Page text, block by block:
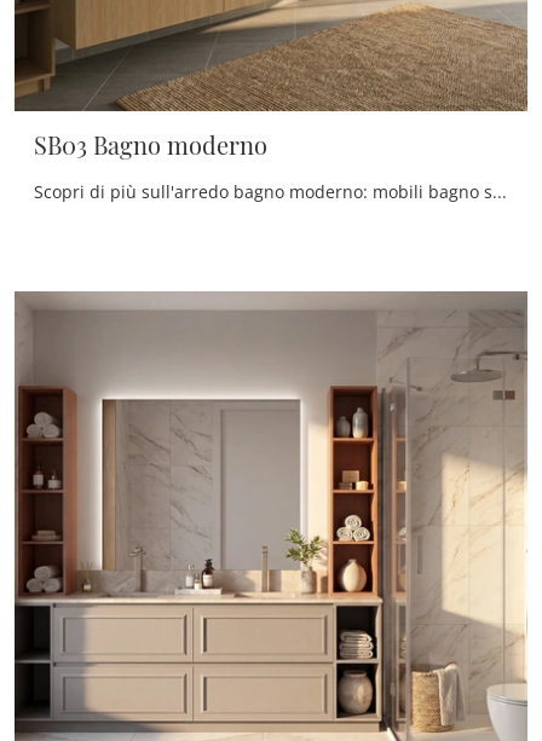
SB03 Bagno moderno
Scopri di più sull'arredo bagno moderno: mobili bagno sospesi in legno come il modello SB03 Bagno moderno di Scandola ti aspettano.